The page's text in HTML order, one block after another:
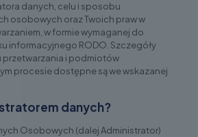
danych, celu i sposobu
osobowych oraz Twoich praw w
w formie wymaganej do
informacyjnego RODO. Szczegóły
i podmiotów
procesie dostępne są we wskazanej
danych?
Osobowych (dalej Administrator)